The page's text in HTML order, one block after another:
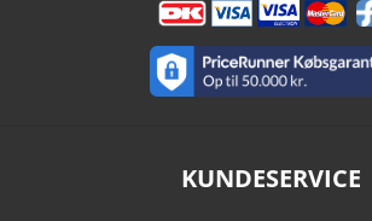
KUNDESERVICE